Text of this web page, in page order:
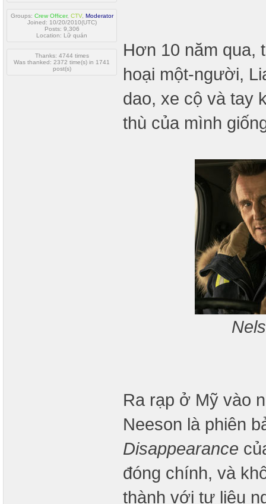
Groups: Crew Officer, CTV, Moderator
Joined: 10/20/2010(UTC)
Posts: 9,306
Location: Lữ quán
Thanks: 4744 times
Was thanked: 2372 time(s) in 1741
post(s)
Hơn 10 năm qua,
hoại một-người,
dao, xe cộ và tay
thù của mình
Ra rạp ở Mỹ vào
Neeson là phiên
Disappearance
đóng chính, và
thành với tư liệu